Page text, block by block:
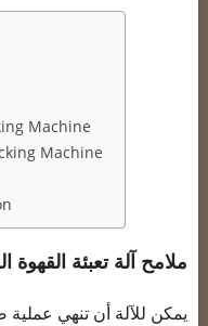
Machine
Machine
ملامح آلة تعبئة القهوة
يمكن للآلة أن تنهي